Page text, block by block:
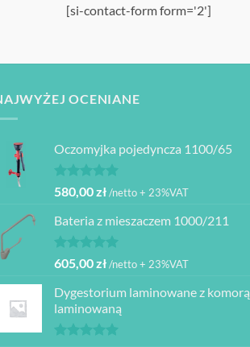
[si-contact-form form='2']
OCENIANE
Oczomyjka pojedyncza 1100/65
Oceniono
na 5
580,00zł/netto + 23%VAT
Bateria z mieszaczem 1000/211
Oceniono
na 5
605,00zł/netto + 23%VAT
Dygestorium laminowane z komorą
laminowaną